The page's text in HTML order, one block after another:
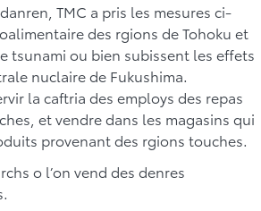
TMC a pris les mesures ci-
des rgions de Tohoku et
tsunami ou bien subissent les effets
nuclaire de Fukushima.
la caftria des employs des repas
et vendre dans les magasins qui
provenant des rgions touches.
o l’on vend des denres